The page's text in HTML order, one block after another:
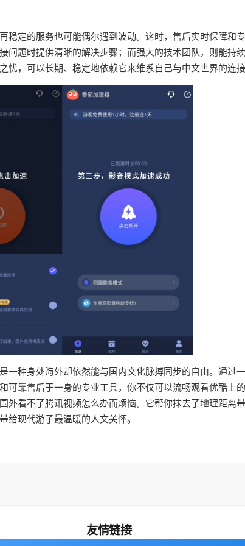
稳定的服务也可能偶尔遇到波动。这时，售后实时保障和
问题时提供清晰的解决步骤；而强大的技术团队，则能持
，可以长期、稳定地依赖它来维系自己与中文世界的连接
一种身处海外却依然能与国内文化脉搏同步的自由。通过
可靠售后于一身的专业工具，你不仅可以流畅观看优酷上
外看不了腾讯视频怎么办而烦恼。它帮你抹去了地理距离
给现代游子最温暖的人文关怀。
友情链接